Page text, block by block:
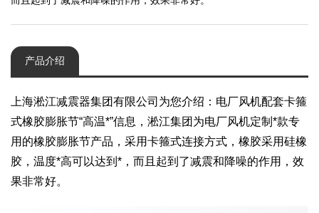
产品介绍
上海淞江减震器集团有限公司为您介绍：电厂风机配套卡箍
式橡胶膨胀节“高温*”信息，淞江集团为电厂风机定制*款专
用的橡胶膨胀节产品，采用卡箍式连接方式，橡胶采用硅橡
胶，温度*高可以达到*，而且起到了减震和降噪的作用，效
果非常好。